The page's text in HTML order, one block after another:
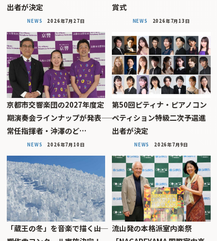
出者が決定
NEWS 2026年7月27日
賞式
NEWS 2026年7月13日
京都市交響楽団の2027年度定
期演奏会ラインナップが発表――
常任指揮者・沖澤のど…
NEWS 2026年7月10日
第50回ピティナ・ピアノコン
ペティション特級二次予選進
出者が決定
NEWS 2026年7月9日
「蔵王の冬」を音楽で描く――山
流山発の本格派室内楽祭